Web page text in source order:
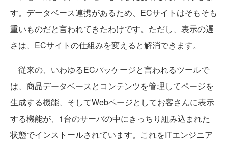
す。データベース連携があるため、ECサイトはそもそも
重いものだと言われてきたわけです。ただし、表示の遅
さは、ECサイトの仕組みを変えると解消できます。
従来の、いわゆるECパッケージと言われるツールで
は、商品データベースとコンテンツを管理してページを
生成する機能、そしてWebページとしてお客さんに表示
する機能が、1台のサーバの中にきっちり組み込まれた
状態でインストールされています。これをITエンジニア